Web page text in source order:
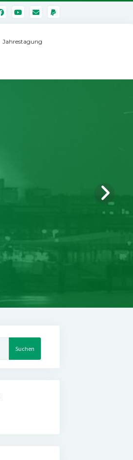
Jahrestagung